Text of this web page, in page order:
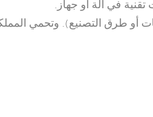
في آلة أو جهاز.
أو طرق التصنيع). وتحمي